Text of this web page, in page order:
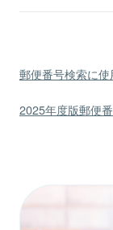
郵便番号検索に
2025年度版郵便